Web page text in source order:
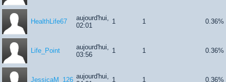
HealthLife67
aujourd'hui,
02:01
1 1 0.36%
Life_Point
aujourd'hui,
03:56
1 1 0.36%
JessicaM_126 aujourd'hui, 1 1 0.36%